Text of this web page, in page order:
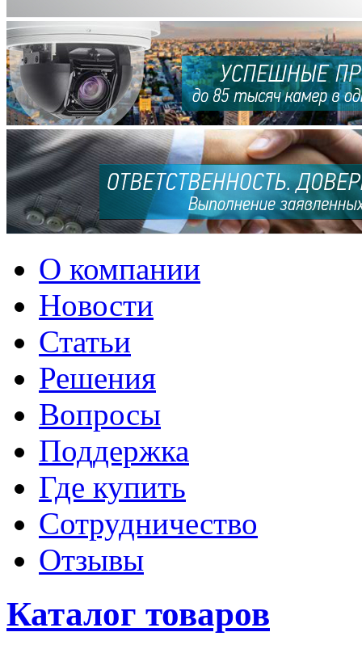
О компании
Новости
Статьи
Решения
Вопросы
Поддержка
Где купить
Сотрудничество
Отзывы
Каталог товаров